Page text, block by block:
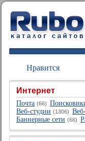
Нравится
Интернет
Почта (66)
Веб-студии (1306)
Баннерные сети (66)